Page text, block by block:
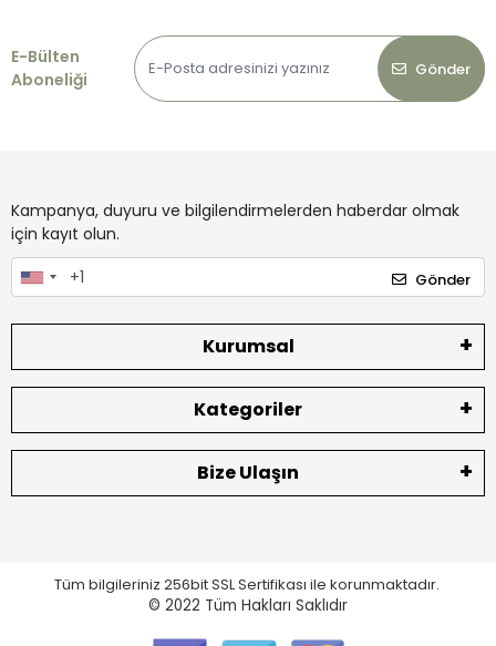
E-Bülten
Aboneliği
Gönder
Kampanya, duyuru ve bilgilendirmelerden haberdar olmak
için kayıt olun.
Gönder
Kurumsal
Kategoriler
Bize Ulaşın
Tüm bilgileriniz 256bit SSL Sertifikası ile korunmaktadır.
© 2022 Tüm Hakları Saklıdır